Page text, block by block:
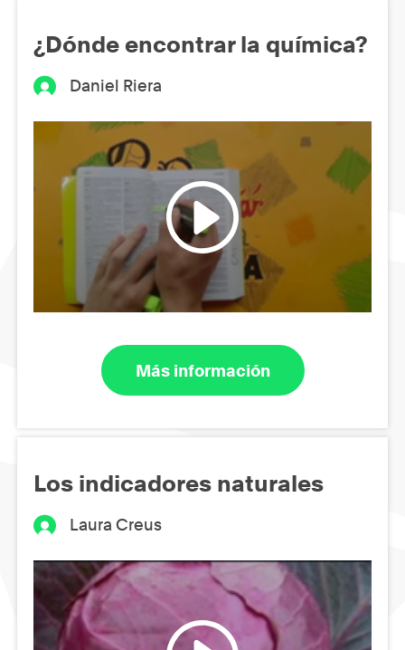
¿Dónde encontrar la química?
Daniel Riera
Más información
Los indicadores naturales
Laura Creus